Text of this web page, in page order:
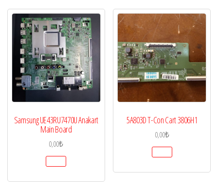
Samsung UE43RU7470U Anakart
Main Board
0,00₺
5A803D T-Con Cart 3806H1
0,00₺